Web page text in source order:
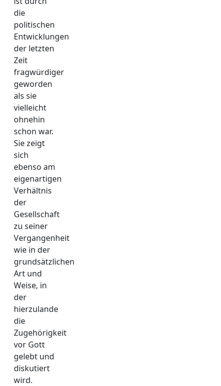
die
politischen
Entwicklungen
der letzten
Zeit
fragwürdiger
geworden
als sie
vielleicht
ohnehin
schon war.
Sie zeigt
sich
ebenso am
eigenartigen
Verhältnis
der
Gesellschaft
zu seiner
Vergangenheit
wie in der
grundsätzlichen
Art und
Weise, in
der
hierzulande
die
Zugehörigkeit
vor Gott
gelebt und
diskutiert
wird.